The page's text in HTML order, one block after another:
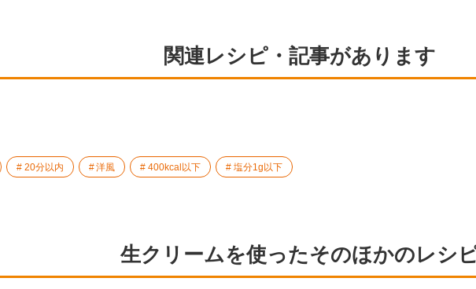
関連レシピ・記事があります
20分以内 洋風 400kcal以下 塩分1g以下
生クリームを使ったそのほかのレシ